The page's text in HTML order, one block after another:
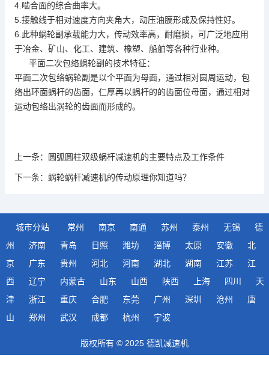
4.啮合面的综合曲率大。
5.接触线于相对速度方向夹角大，动压油膜形成及保持性好。
6.此种蜗轮副承载能力大，传动效率高，耐磨损，可广泛地应用
于冶金、矿山、化工、建筑、橡塑、船舶等各种行业种。
平面二次包络蜗轮副的技术特征：
平面二次包络蜗轮副是以个平面为母面，通过相对圆周运动，包
络出环面蜗杆的齿面，仁厚再以蜗杆的的齿面位母面，通过相对
运动包络出涡轮的齿面而形成的。
上一条： 圆弧圆柱双级蜗杆减速机的主要特点及工作条件
下一条： 蜗轮蜗杆减速机的传动原理你知道吗？
城市分站 常州 南京 南通 苏州 泰州 无锡
德
州
济南 青岛 日照 潍坊 淄博 太原 安徽
北
京
广东 贵州 河北 河南 湖北 湖南 江苏
江
西
辽宁 内蒙古 山东 山西 陕西 上海 四川
天
津
浙江 重庆 合肥 东莞 广州 深圳 沧州
唐
山
郑州 武汉 成都 杭州 宁波
版权所有 © 2025 德凯减速机